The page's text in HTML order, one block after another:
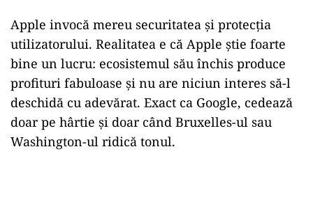
Apple invocă mereu securitatea și protecția
utilizatorului. Realitatea e că Apple știe foarte
bine un lucru: ecosistemul său închis produce
profituri fabuloase și nu are niciun interes să-l
deschidă cu adevărat. Exact ca Google, cedează
doar pe hârtie și doar când Bruxelles-ul sau
Washington-ul ridică tonul.